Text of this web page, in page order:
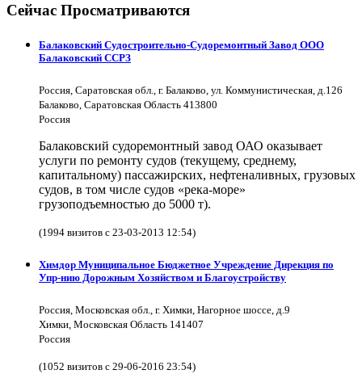
Сейчас Просматриваются
Балаковский Судостроительно-Судоремонтный Завод ООО
Балаковский ССРЗ
Россия, Саратовская обл., г. Балаково, ул. Коммунистическая, д.126
Балаково, Саратовская Область 413800
Россия
Балаковский судоремонтный завод ОАО оказывает
услуги по ремонту судов (текущему, среднему,
капитальному) пассажирских, нефтеналивных, грузовых
судов, в том числе судов «река-море»
грузоподъемностью до 5000 т).
(1994 визитов с 23-03-2013 12:54)
Химдор Муниципальное Бюджетное Учреждение Дирекция по
Упр-нию Дорожным Хозяйством и Благоустройству
Россия, Московская обл., г. Химки, Нагорное шоссе, д.9
Химки, Московская Область 141407
Россия
(1052 визитов с 29-06-2016 23:54)